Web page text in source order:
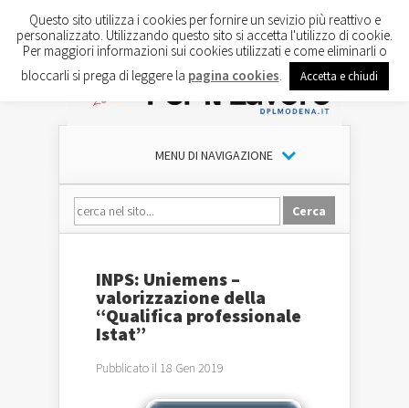
MENU DI NAVIGAZIONE
INPS: Uniemens –
valorizzazione della
“Qualifica professionale
Istat”
Pubblicato il 18 Gen 2019
Questo sito utilizza i cookies per fornire un sevizio più reattivo e
personalizzato. Utilizzando questo sito si accetta l'utilizzo di cookie.
Per maggiori informazioni sui cookies utilizzati e come eliminarli o
bloccarli si prega di leggere la pagina cookies Accetta e chiudi